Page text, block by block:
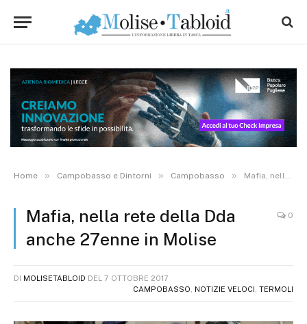
Home » Campobasso e Dintorni » Campobasso » Mafia, nella rete della Dda anche 27enne in Molise
Mafia, nella rete della Dda
anche 27enne in Molise
0
DI MOLISETABLOID DEL 7 OTTOBRE 2017
CAMPOBASSO
NOTIZIE VELOCI TERMOLI